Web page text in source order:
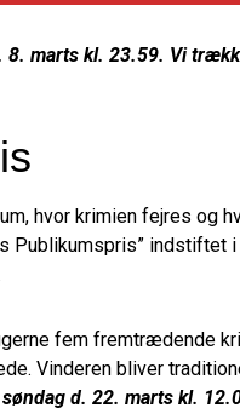
marts kl. 23.59. Vi
hvor krimien fejres
indstiftet
fem fremtrædende
Vinderen bliver
d. 22. marts kl.